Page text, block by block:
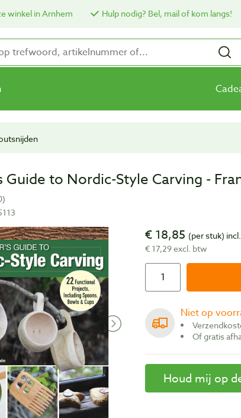
winkel in Arnhem Hulp nodig? Bel, mail of kom langs!
Guide to Nordic-Style Carving -
€ 18,85 (per stuk)
€ 17,29 excl. btw
Niet op
Of gratis
Houd mij op